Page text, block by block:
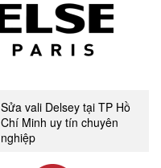
Sửa vali Delsey tại TP Hồ
Chí Minh uy tín chuyên
nghiệp